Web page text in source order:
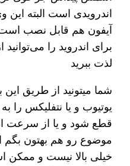
اندرویدی است البته
آیفون هم قابل نصب
برای اندروید را می‌توانید
لذت ببرید
شما میتونید از طریق این
یوتیوب و یا نتفلیکس را
قطع شود و یا از سرعت
موضوع رو هم بهتون
خیلی بالا نیست و